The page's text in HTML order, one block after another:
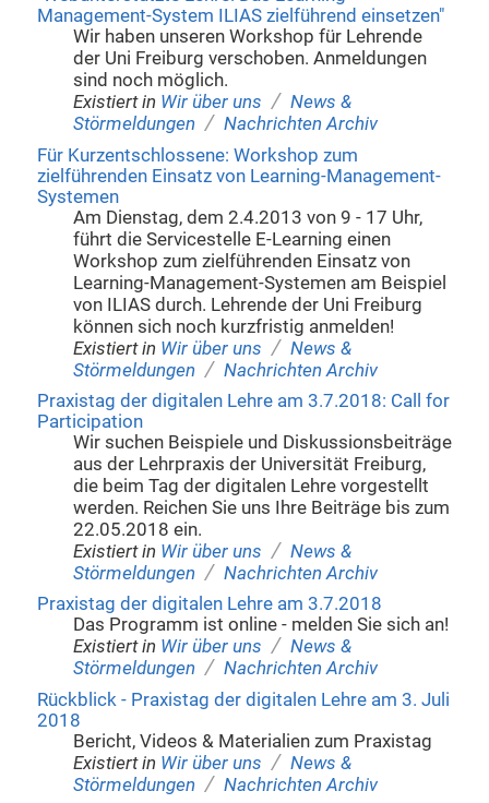
Management-System ILIAS zielführend einsetzen"
Wir haben unseren Workshop für Lehrende
der Uni Freiburg verschoben. Anmeldungen
sind noch möglich.
Existiert in Wir über uns / News &
Störmeldungen / Nachrichten Archiv
Für Kurzentschlossene: Workshop zum
zielführenden Einsatz von Learning-Management-
Systemen
Am Dienstag, dem 2.4.2013 von 9 - 17 Uhr,
führt die Servicestelle E-Learning einen
Workshop zum zielführenden Einsatz von
Learning-Management-Systemen am Beispiel
von ILIAS durch. Lehrende der Uni Freiburg
können sich noch kurzfristig anmelden!
Existiert in Wir über uns / News &
Störmeldungen / Nachrichten Archiv
Praxistag der digitalen Lehre am 3.7.2018: Call for
Participation
Wir suchen Beispiele und Diskussionsbeiträge
aus der Lehrpraxis der Universität Freiburg,
die beim Tag der digitalen Lehre vorgestellt
werden. Reichen Sie uns Ihre Beiträge bis zum
22.05.2018 ein.
Existiert in Wir über uns / News &
Störmeldungen / Nachrichten Archiv
Praxistag der digitalen Lehre am 3.7.2018
Das Programm ist online - melden Sie sich an!
Existiert in Wir über uns / News &
Störmeldungen / Nachrichten Archiv
Rückblick - Praxistag der digitalen Lehre am 3. Juli
2018
Bericht, Videos & Materialien zum Praxistag
Existiert in Wir über uns / News &
Störmeldungen / Nachrichten Archiv